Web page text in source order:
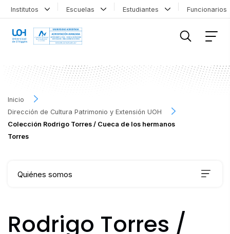
Institutos Escuelas Estudiantes
Inicio
Dirección de Cultura Patrimonio y Extensión UOH
Colección Rodrigo Torres / Cueca de los hermanos
Torres
Quiénes somos
Rodrigo Torres /